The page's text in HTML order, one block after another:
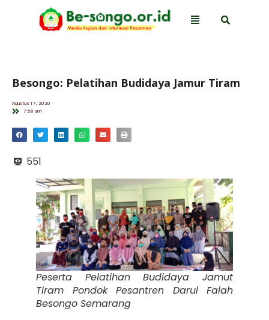
Besongo: Pelatihan Budidaya Jamur Tiram
Agustus 17, 2020
7:58 am
551
Peserta Pelatihan Budidaya Jamut
Tiram Pondok Pesantren Darul Falah
Besongo Semarang